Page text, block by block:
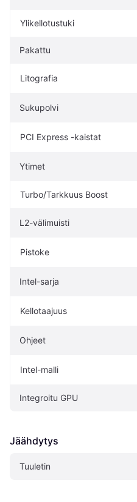
Ylikellotustuki
Pakattu
Litografia
Sukupolvi
PCI Express -kaistat
Ytimet
Turbo/Tarkkuus Boost
L2-välimuisti
Pistoke
Intel-sarja
Kellotaajuus
Ohjeet
Intel-malli
Integroitu GPU
Jäähdytys
Tuuletin